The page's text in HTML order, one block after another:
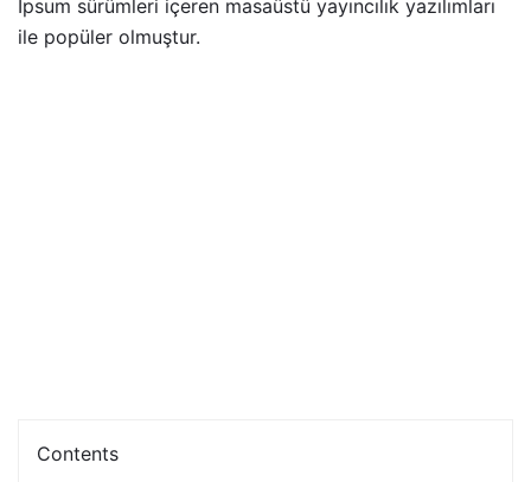
Ipsum sürümleri içeren masaüstü yayıncılık yazılımları
ile popüler olmuştur.
Contents